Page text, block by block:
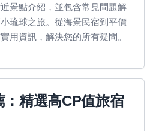
景點介紹，並包含常見問題解
琉球之旅。從海景民宿到平價
用資訊，解決您的所有疑問。
：精選高CP值旅宿